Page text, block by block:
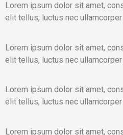
Lorem ipsum dolor sit amet,
elit tellus, luctus nec
Lorem ipsum dolor sit amet,
elit tellus, luctus nec
Lorem ipsum dolor sit amet,
elit tellus, luctus nec
Lorem ipsum dolor sit amet,